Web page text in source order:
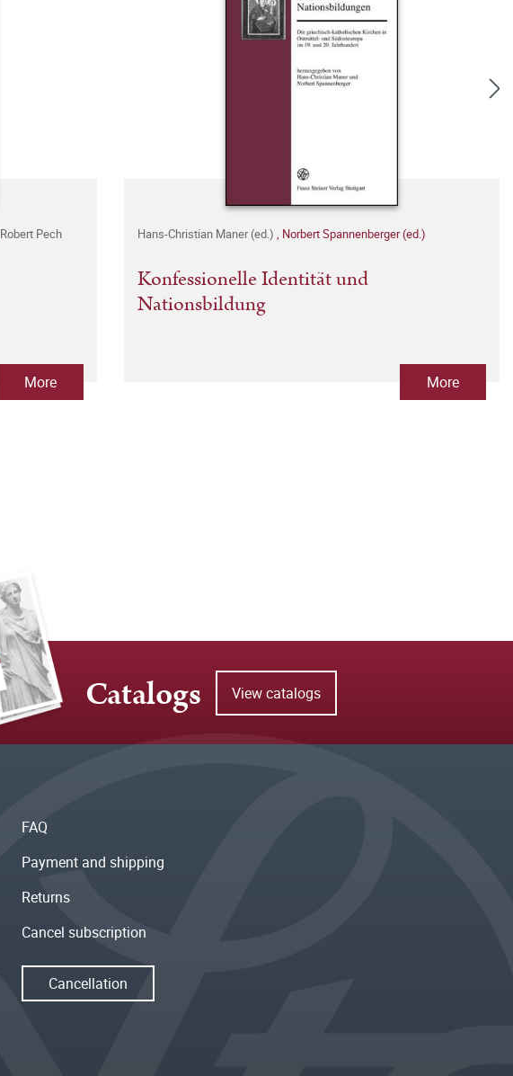
Robert Pech
More
Hans-Christian Maner (ed.) , Norbert Spannenberger (ed.)
Konfessionelle Identität und
Nationsbildung
More
Catalogs View catalogs
FAQ
Payment and shipping
Returns
Cancel subscription
Cancellation